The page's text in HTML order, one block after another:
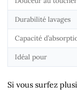
Durabilité lavages
Capacité
Idéal pour
Si vous surfez